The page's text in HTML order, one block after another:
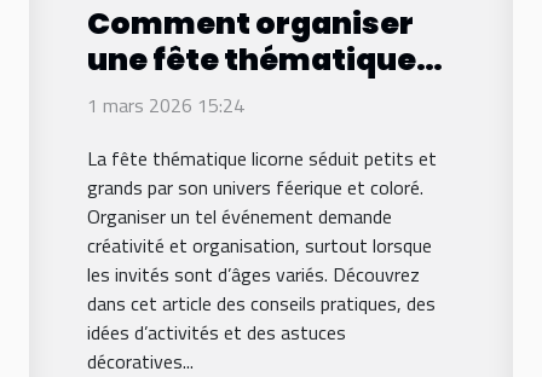
Comment organiser
une fête thématique
licorne pour différents
1 mars 2026 15:24
La fête thématique licorne séduit petits et
grands par son univers féerique et coloré.
Organiser un tel événement demande
créativité et organisation, surtout lorsque
les invités sont d’âges variés. Découvrez
dans cet article des conseils pratiques, des
idées d’activités et des astuces
décoratives...